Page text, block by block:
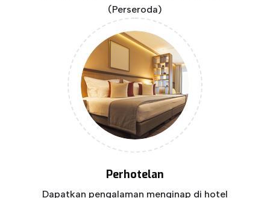
(Perseroda)
Perhotelan
Dapatkan pengalaman menginap di hotel